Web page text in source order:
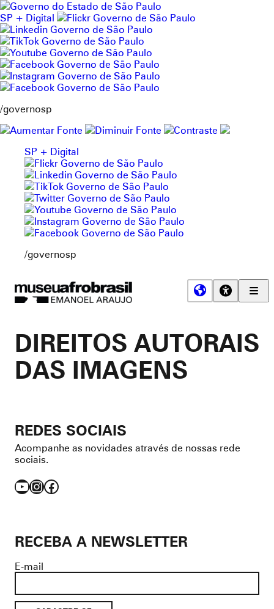
Pular
para
o
conteúdo
SP + Digital
/governosp
SP + Digital
/governosp
Brasil
DIREITOS AUTORAIS
DAS IMAGENS
REDES SOCIAIS
Acompanhe as novidades através de nossas rede
sociais.
YouTube
Instagram
Facebook
RECEBA A NEWSLETTER
E-mail